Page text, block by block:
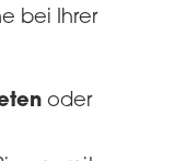
bei Ihrer
oder